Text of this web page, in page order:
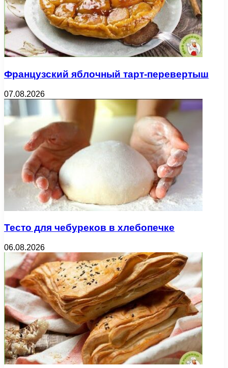
Французский яблочный тарт-перевертыш
07.08.2026
Тесто для чебуреков в хлебопечке
06.08.2026